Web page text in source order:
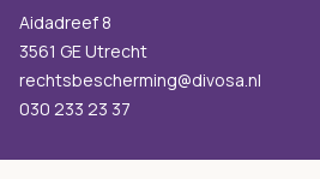
Aidadreef 8
3561 GE Utrecht
rechtsbescherming@divosa.nl
030 233 23 37